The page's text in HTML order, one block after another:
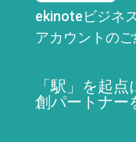
ekinoteビジネス
アカウントの
「駅」を起
創パートナー